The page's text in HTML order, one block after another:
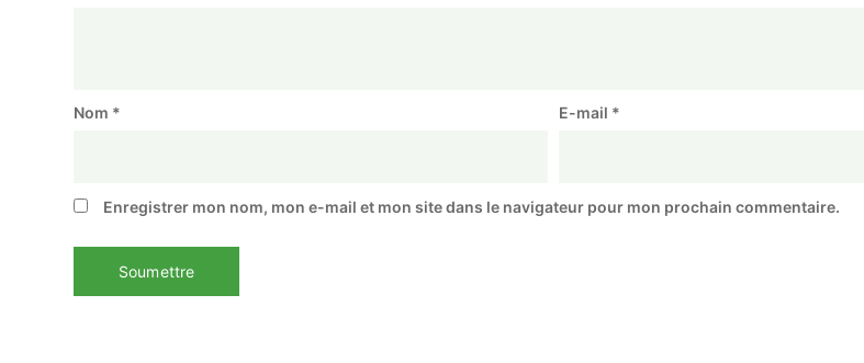
Nom * E-mail *
Enregistrer mon nom, mon e-mail et mon site dans le navigateur pour mon prochain commentaire.